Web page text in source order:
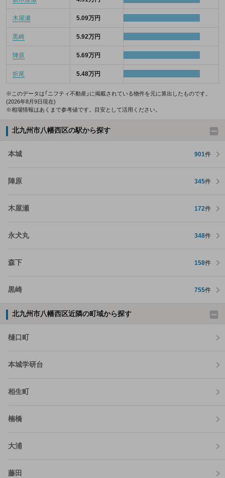
木屋瀬 5.09万円
黒崎 5.92万円
陣原 5.69万円
折尾 5.48万円
※このデータは「ニフティ不動産」に掲載されている物件を元に算出したものです。
(2026年8月9日現在)
※相場情報はあくまで参考値です。目安として活用ください。
北九州市八幡西区の駅から探す
本城 901件
陣原 345件
木屋瀬 172件
永犬丸 348件
森下 158件
黒崎 755件
北九州市八幡西区近隣の町域から探す
樋口町
本城学研台
相生町
楠橋
大浦
藤田